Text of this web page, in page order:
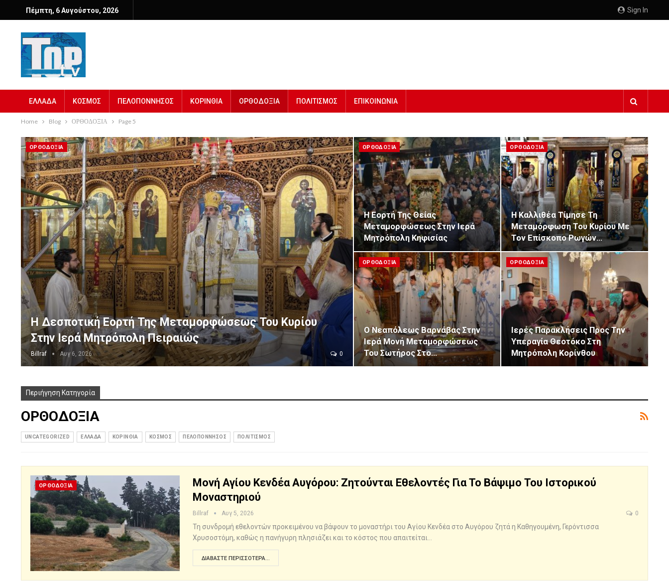
Sign In
Πέμπτη, 6 Αυγούστου, 2026
ΕΛΛΑΔΑ ΚΟΣΜΟΣ ΠΕΛΟΠΟΝΝΗΣΟΣ ΚΟΡΙΝΘΙΑ ΟΡΘΟΔΟΞΙΑ ΠΟΛΙΤΙΣΜΟΣ ΕΠΙΚΟΙΝΩΝΙΑ
Home Blog ΟΡΘΟΔΟΞΙΑ Page 5
ΟΡΘΟΔΟΞΙΑ
Η Δεσποτική Εορτή Της Μεταμορφώσεως Του Κυρίου
Στην Ιερά Μητρόπολη Πειραιώς
Billraf Αυγ 6, 2026 0
ΟΡΘΟΔΟΞΙΑ
Η Εορτή Της Θείας
Μεταμορφώσεως Στην Ιερά
Μητρόπολη Κηφισίας
ΟΡΘΟΔΟΞΙΑ
Η Καλλιθέα Τίμησε Τη
Μεταμόρφωση Του Κυρίου Με
Τον Επίσκοπο Ρωγών…
ΟΡΘΟΔΟΞΙΑ
Ο Νεαπόλεως Βαρνάβας Στην
Ιερά Μονή Μεταμορφώσεως
Του Σωτήρος Στο…
ΟΡΘΟΔΟΞΙΑ
Ιερές Παρακλήσεις Προς Την
Υπεραγία Θεοτόκο Στη
Μητρόπολη Κορίνθου
Περιήγηση Κατηγορία
ΟΡΘΟΔΟΞΙΑ
UNCATEGORIZED ΕΛΛΑΔΑ ΚΟΡΙΝΘΙΑ ΚΟΣΜΟΣ ΠΕΛΟΠΟΝΝΗΣΟΣ ΠΟΛΙΤΙΣΜΟΣ
ΟΡΘΟΔΟΞΙΑ
Μονή Αγίου Κενδέα Αυγόρου: Ζητούνται Εθελοντές Για Το Βάψιμο Του Ιστορικού
Μοναστηριού
Billraf Αυγ 5, 2026 0
Τη συνδρομή εθελοντών προκειμένου να βάψουν το μοναστήρι του Αγίου Κενδέα στο Αυγόρου ζητά η Καθηγουμένη, Γερόντισσα
Χρυσοστόμη, καθώς η πανήγυρη πλησιάζει και το κόστος που απαιτείται…
ΔΙΑΒΆΣΤΕ ΠΕΡΙΣΣΌΤΕΡΑ...